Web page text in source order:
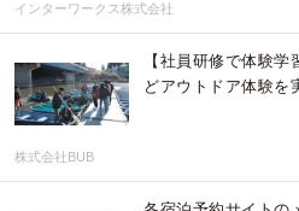
インターワークス株式会社
【社員研修で体験
どアウトドア体験を
株式会社BUB